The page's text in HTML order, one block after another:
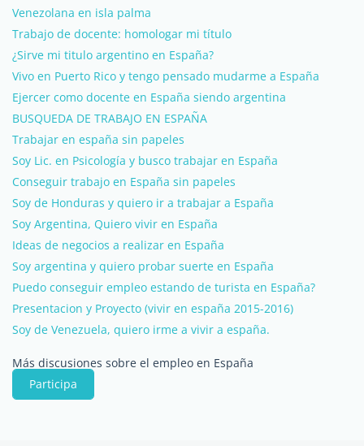
Venezolana en isla palma
Trabajo de docente: homologar mi título
¿Sirve mi titulo argentino en España?
Vivo en Puerto Rico y tengo pensado mudarme a España
Ejercer como docente en España siendo argentina
BUSQUEDA DE TRABAJO EN ESPAÑA
Trabajar en españa sin papeles
Soy Lic. en Psicología y busco trabajar en España
Conseguir trabajo en España sin papeles
Soy de Honduras y quiero ir a trabajar a España
Soy Argentina, Quiero vivir en España
Ideas de negocios a realizar en España
Soy argentina y quiero probar suerte en España
Puedo conseguir empleo estando de turista en España?
Presentacion y Proyecto (vivir en españa 2015-2016)
Soy de Venezuela, quiero irme a vivir a españa.
Más discusiones sobre el empleo en España
Participa